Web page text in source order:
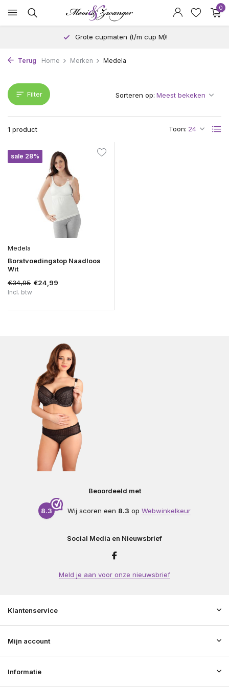
0
Grote cupmaten (t/m cup M)!
Terug Home Merken Medela
Filter
1 product Toon:
Sorteren op:
sale 28%
Medela
Borstvoedingstop Naadloos
Wit
€34,95 €24,99
Incl. btw
Beoordeeld met
8.3 Wij scoren een 8.3 op Webwinkelkeur
Social Media en Nieuwsbrief
Meld je aan voor onze nieuwsbrief
Klantenservice
Mijn account
Informatie